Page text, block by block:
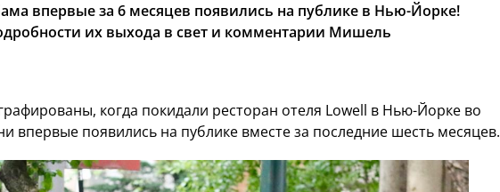
впервые за 6 месяцев появились на публике в Нью-Йорке!
их выхода в свет и комментарии Мишель
когда покидали ресторан отеля Lowell в Нью-Йорке во
впервые появились на публике вместе за последние шесть месяцев.